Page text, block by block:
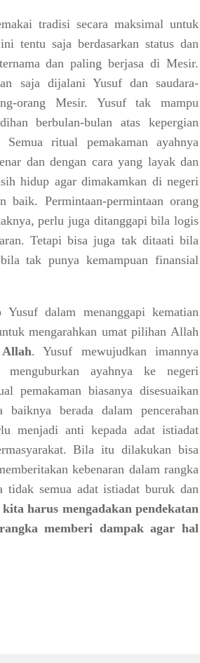
tradisi secara maksimal untuk
tentu saja berdasarkan status dan
dan paling berjasa di Mesir.
saja dijalani Yusuf dan saudara-
orang Mesir. Yusuf tak mampu
berbulan-bulan atas kepergian
ritual pemakaman ayahnya
dan dengan cara yang layak dan
hidup agar dimakamkan di negeri
baik. Permintaan-permintaan orang
perlu juga ditanggapi bila logis
Tetapi bisa juga tak ditaati bila
tak punya kemampuan finansial
dalam menanggapi kematian
mengarahkan umat pilihan Allah
. Yusuf mewujudkan imannya
ayahnya ke negeri
pemakaman biasanya disesuaikan
berada dalam pencerahan
menjadi anti kepada adat istiadat
Bila itu dilakukan bisa
kebenaran dalam rangka
tidak semua adat istiadat buruk dan
kita harus mengadakan pendekatan
memberi dampak agar hal